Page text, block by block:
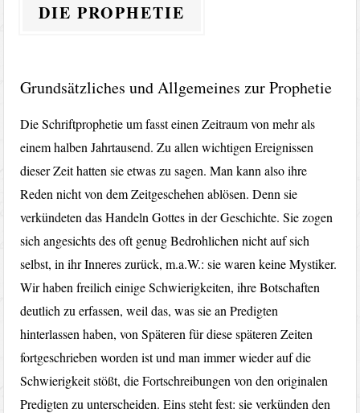
DIE PROPHETIE
Grundsätzliches und Allgemeines zur Prophetie
Die Schriftprophetie um fasst einen Zeitraum von mehr als
einem halben Jahrtausend. Zu allen wichtigen Ereignissen
dieser Zeit hatten sie etwas zu sagen. Man kann also ihre
Reden nicht von dem Zeitgeschehen ablösen. Denn sie
verkündeten das Handeln Gottes in der Geschichte. Sie zogen
sich angesichts des oft genug Bedrohlichen nicht auf sich
selbst, in ihr Inneres zurück, m.a.W.: sie waren keine Mystiker.
Wir haben freilich einige Schwierigkeiten, ihre Botschaften
deutlich zu erfassen, weil das, was sie an Predigten
hinterlassen haben, von Späteren für diese späteren Zeiten
fortgeschrieben worden ist und man immer wieder auf die
Schwierigkeit stößt, die Fortschreibungen von den originalen
Predigten zu unterscheiden. Eins steht fest: sie verkünden den